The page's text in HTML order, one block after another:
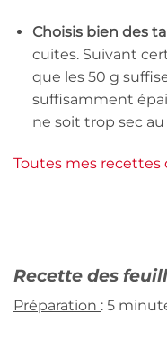
Choisis bien des
cuites. Suivant
que les 50 g
suffisamment
ne soit trop sec au
Toutes mes recettes
Recette des
Préparation : 5